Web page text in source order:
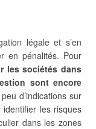
légale et s’en
en pénalités. Pour
les sociétés dans
sont encore
d’indications sur
identifier les risques
dans les zones